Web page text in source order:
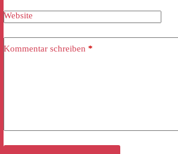
Website
Kommentar schreiben *